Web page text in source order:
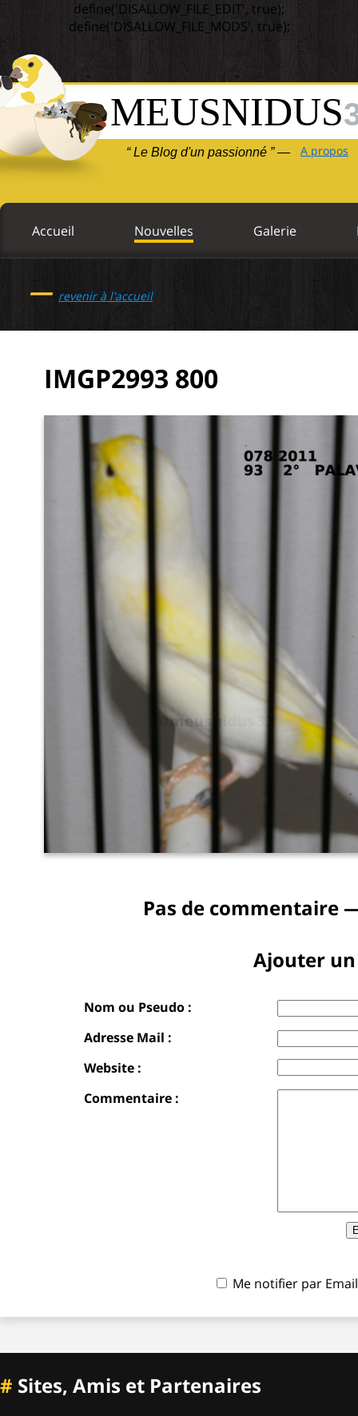
define('DISALLOW_FILE_EDIT', true);
define('DISALLOW_FILE_MODS', true);
MEUSNIDUS
“ Le Blog d'un passionné ” — A propos
Accueil Nouvelles Galerie
— revenir à l'accueil
IMGP2993 800
Pas de commentaire
Ajouter
Nom ou Pseudo :
Adresse Mail :
Website :
Commentaire :
Me notifier par
# Sites, Amis et Partenaires